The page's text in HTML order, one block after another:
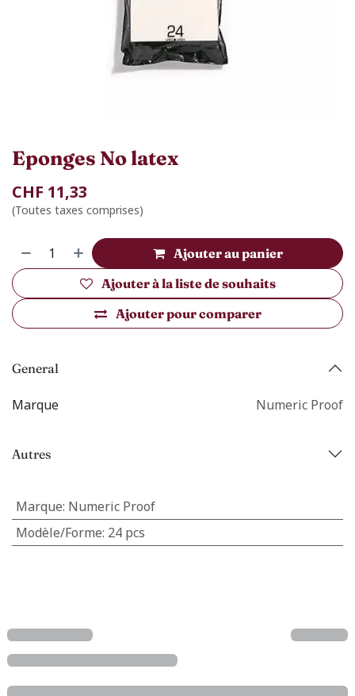
Eponges No latex
CHF 11,33
(Toutes taxes comprises)
Ajouter au panier
Ajouter pour comparer
Ajouter à la liste de souhaits
General
Marque Numeric Proof
Autres
Marque: Numeric Proof
Modèle/Forme: 24 pcs